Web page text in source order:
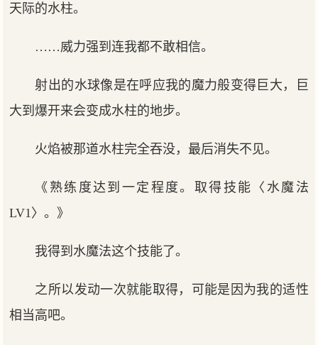
天际的水柱。
……威力强到连我都不敢相信。
射出的水球像是在呼应我的魔力般变得巨大，巨
大到爆开来会变成水柱的地步。
火焰被那道水柱完全吞没，最后消失不见。
《熟练度达到一定程度。取得技能〈水魔法
LV1〉。》
我得到水魔法这个技能了。
之所以发动一次就能取得，可能是因为我的适性
相当高吧。